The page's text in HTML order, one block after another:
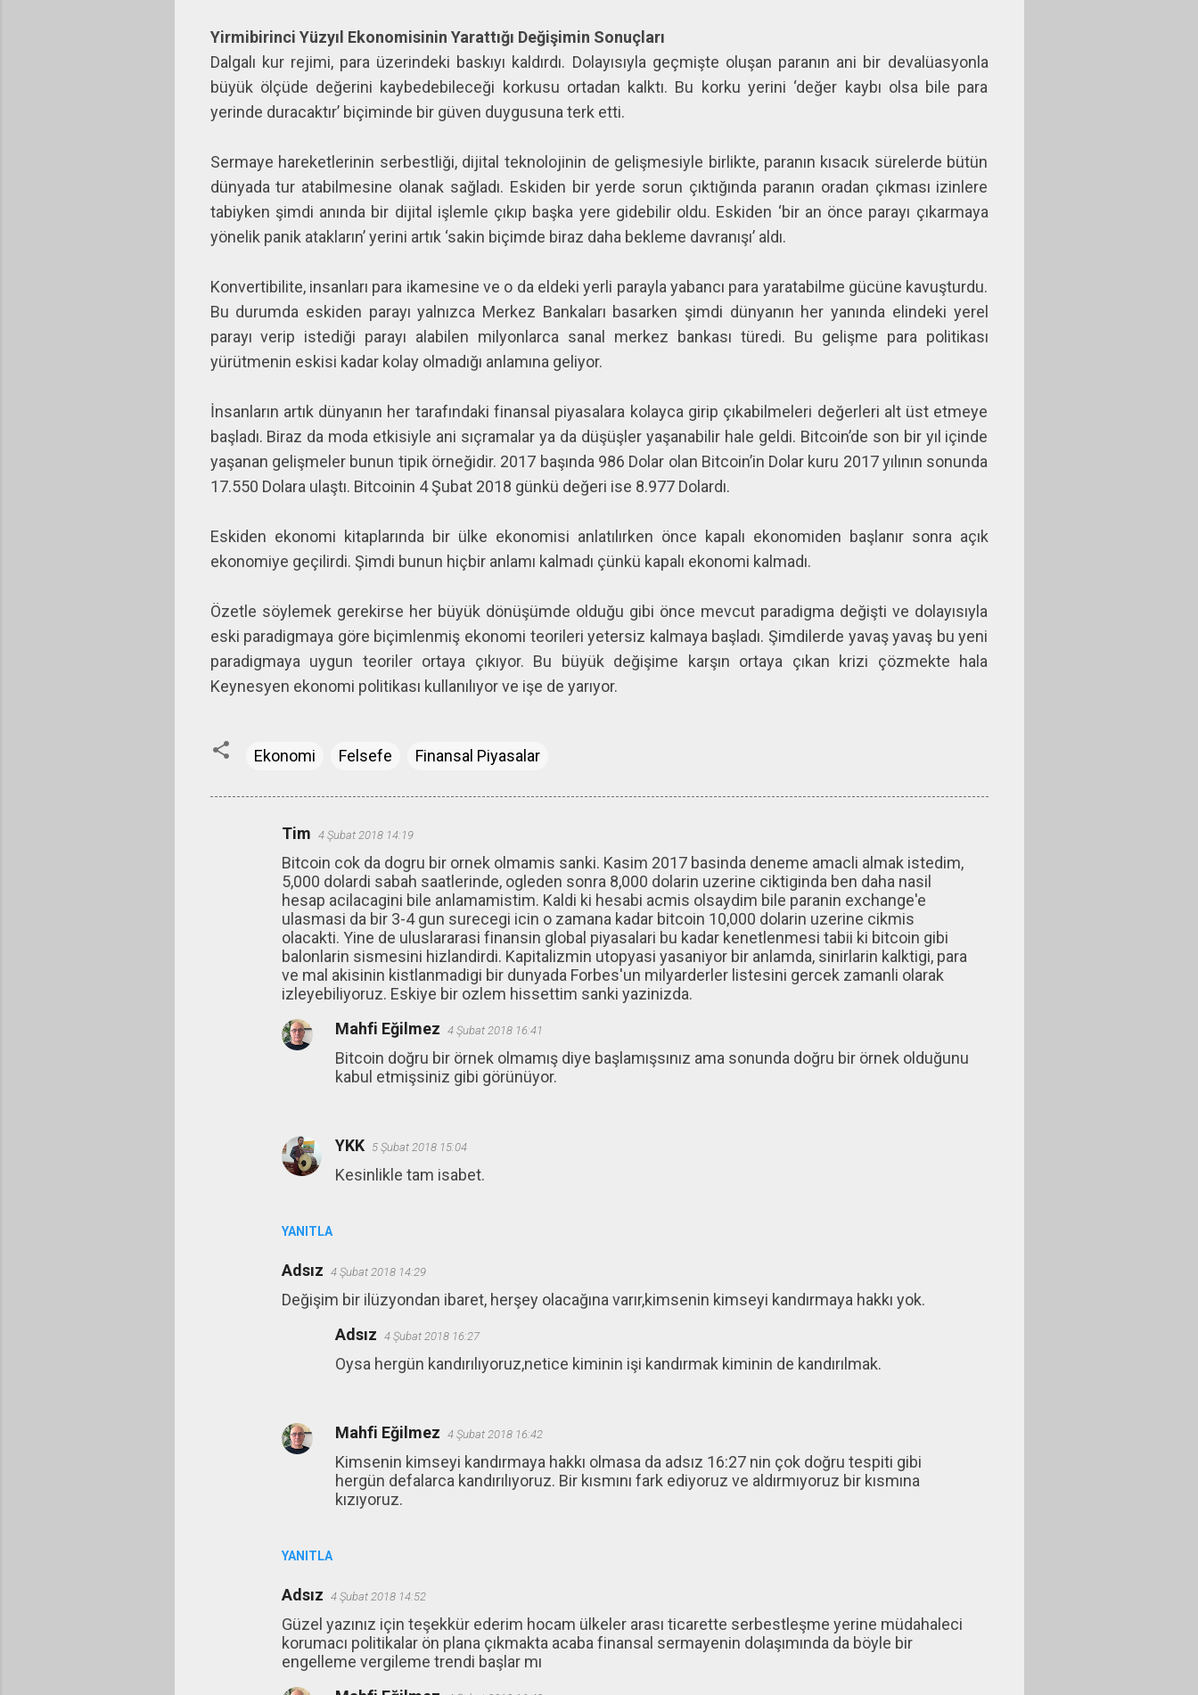
Yirmibirinci Yüzyıl Ekonomisinin Yarattığı Değişimin Sonuçları
Dalgalı kur rejimi, para üzerindeki baskıyı kaldırdı. Dolayısıyla geçmişte oluşan paranın ani bir devalüasyonla
büyük ölçüde değerini kaybedebileceği korkusu ortadan kalktı. Bu korku yerini ‘değer kaybı olsa bile para
yerinde duracaktır’ biçiminde bir güven duygusuna terk etti.
Sermaye hareketlerinin serbestliği, dijital teknolojinin de gelişmesiyle birlikte, paranın kısacık sürelerde bütün
dünyada tur atabilmesine olanak sağladı. Eskiden bir yerde sorun çıktığında paranın oradan çıkması izinlere
tabiyken şimdi anında bir dijital işlemle çıkıp başka yere gidebilir oldu. Eskiden ‘bir an önce parayı çıkarmaya
yönelik panik atakların’ yerini artık ‘sakin biçimde biraz daha bekleme davranışı’ aldı.
Konvertibilite, insanları para ikamesine ve o da eldeki yerli parayla yabancı para yaratabilme gücüne kavuşturdu.
Bu durumda eskiden parayı yalnızca Merkez Bankaları basarken şimdi dünyanın her yanında elindeki yerel
parayı verip istediği parayı alabilen milyonlarca sanal merkez bankası türedi. Bu gelişme para politikası
yürütmenin eskisi kadar kolay olmadığı anlamına geliyor.
İnsanların artık dünyanın her tarafındaki finansal piyasalara kolayca girip çıkabilmeleri değerleri alt üst etmeye
başladı. Biraz da moda etkisiyle ani sıçramalar ya da düşüşler yaşanabilir hale geldi. Bitcoin’de son bir yıl içinde
yaşanan gelişmeler bunun tipik örneğidir. 2017 başında 986 Dolar olan Bitcoin’in Dolar kuru 2017 yılının sonunda
17.550 Dolara ulaştı. Bitcoinin 4 Şubat 2018 günkü değeri ise 8.977 Dolardı.
Eskiden ekonomi kitaplarında bir ülke ekonomisi anlatılırken önce kapalı ekonomiden başlanır sonra açık
ekonomiye geçilirdi. Şimdi bunun hiçbir anlamı kalmadı çünkü kapalı ekonomi kalmadı.
Özetle söylemek gerekirse her büyük dönüşümde olduğu gibi önce mevcut paradigma değişti ve dolayısıyla
eski paradigmaya göre biçimlenmiş ekonomi teorileri yetersiz kalmaya başladı. Şimdilerde yavaş yavaş bu yeni
paradigmaya uygun teoriler ortaya çıkıyor. Bu büyük değişime karşın ortaya çıkan krizi çözmekte hala
Keynesyen ekonomi politikası kullanılıyor ve işe de yarıyor.
Ekonomi Felsefe Finansal Piyasalar
Tim 4 Şubat 2018 14:19
Bitcoin cok da dogru bir ornek olmamis sanki. Kasim 2017 basinda deneme amacli almak istedim,
5,000 dolardi sabah saatlerinde, ogleden sonra 8,000 dolarin uzerine ciktiginda ben daha nasil
hesap acilacagini bile anlamamistim. Kaldi ki hesabi acmis olsaydim bile paranin exchange'e
ulasmasi da bir 3-4 gun surecegi icin o zamana kadar bitcoin 10,000 dolarin uzerine cikmis
olacakti. Yine de uluslararasi finansin global piyasalari bu kadar kenetlenmesi tabii ki bitcoin gibi
balonlarin sismesini hizlandirdi. Kapitalizmin utopyasi yasaniyor bir anlamda, sinirlarin kalktigi, para
ve mal akisinin kistlanmadigi bir dunyada Forbes'un milyarderler listesini gercek zamanli olarak
izleyebiliyoruz. Eskiye bir ozlem hissettim sanki yazinizda.
YANITLA
Mahfi Eğilmez 4 Şubat 2018 16:41
Bitcoin doğru bir örnek olmamış diye başlamışsınız ama sonunda doğru bir örnek olduğunu
kabul etmişsiniz gibi görünüyor.
YKK 5 Şubat 2018 15:04
Kesinlikle tam isabet.
Adsız 4 Şubat 2018 14:29
Değişim bir ilüzyondan ibaret, herşey olacağına varır,kimsenin kimseyi kandırmaya hakkı yok.
YANITLA
Adsız 4 Şubat 2018 16:27
Oysa hergün kandırılıyoruz,netice kiminin işi kandırmak kiminin de kandırılmak.
Mahfi Eğilmez 4 Şubat 2018 16:42
Kimsenin kimseyi kandırmaya hakkı olmasa da adsız 16:27 nin çok doğru tespiti gibi
hergün defalarca kandırılıyoruz. Bir kısmını fark ediyoruz ve aldırmıyoruz bir kısmına
kızıyoruz.
Adsız 4 Şubat 2018 14:52
Güzel yazınız için teşekkür ederim hocam ülkeler arası ticarette serbestleşme yerine müdahaleci
korumacı politikalar ön plana çıkmakta acaba finansal sermayenin dolaşımında da böyle bir
engelleme vergileme trendi başlar mı